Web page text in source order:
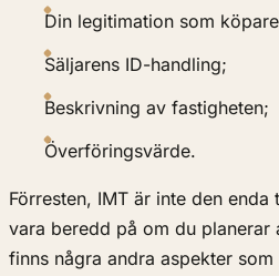
Din legitimation som
Säljarens ID-handling;
Beskrivning av fastigheten;
Överföringsvärde.
Förresten, IMT är inte den
vara beredd på om du planerar
finns några andra aspekter